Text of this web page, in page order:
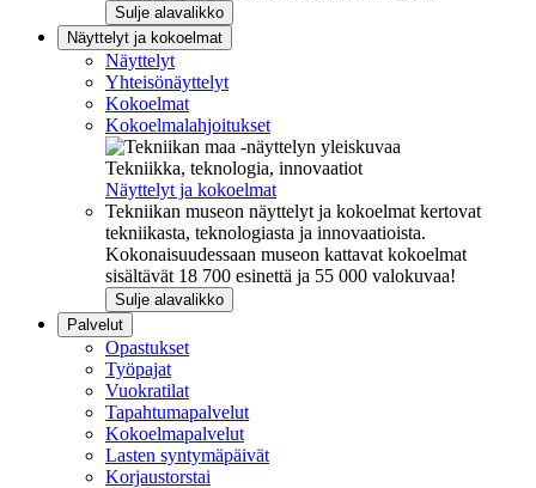
Sulje alavalikko
Näyttelyt ja kokoelmat
Näyttelyt
Yhteisönäyttelyt
Kokoelmat
Kokoelmalahjoitukset
Tekniikka, teknologia, innovaatiot
Näyttelyt ja kokoelmat
Tekniikan museon näyttelyt ja kokoelmat kertovat
tekniikasta, teknologiasta ja innovaatioista.
Kokonaisuudessaan museon kattavat kokoelmat
sisältävät 18 700 esinettä ja 55 000 valokuvaa!
Sulje alavalikko
Palvelut
Opastukset
Työpajat
Vuokratilat
Tapahtumapalvelut
Kokoelmapalvelut
Lasten syntymäpäivät
Korjaustorstai